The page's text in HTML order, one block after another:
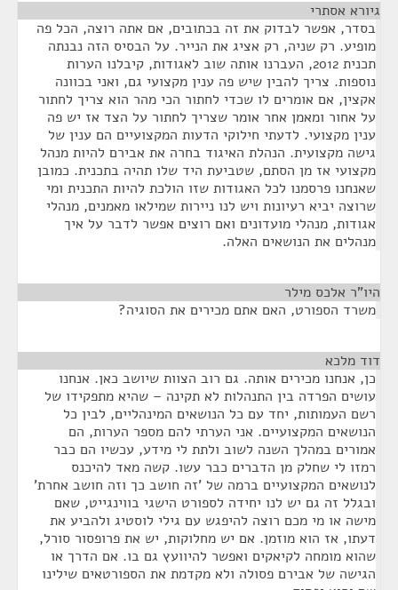
גיורא אסתרי
בסדר, אפשר לבדוק את זה בכתובים, אם אתה רוצה, הכל פה
מופיע. רק שניה, רק אציג את הנייר. על הבסיס הזה נבנתה
תכנית 2012, העברנו אותה שוב לאגודות, קיבלנו הערות
נוספות. צריך להבין שיש פה ענין מקצועי גם, ואני בכוונה
אקצין, אם אומרים לו שכדי לחתור הכי מהר הוא צריך לחתור
על אחור ומאמן אחר אומר שצריך לחתור על הצד אז יש פה
ענין מקצועי. לדעתי חילוקי הדעות המקצועיים הם ענין של
גישה מקצועית. הנהלת האיגוד בחרה את אבירם להיות מנהל
מקצועי אז מן הסתם, שטביעת היד שלו תהיה בתכנית. כמובן
שאנחנו פרסמנו לכל האגודות שזו הולכת להיות התכנית ומי
שרוצה יביא רעיונות ויש לנו ניירות שמילאו מאמנים, מנהלי
אגודות, מנהלי מועדונים ואם רוצים אפשר לדבר על איך
מנהלים את הנושאים האלה.
היו"ר אלכס מילר
משרד הספורט, האם אתם מכירים את הסוגיה?
דוד מלכא
כן, אנחנו מכירים אותה. גם רוב הצוות שיושב כאן. אנחנו
עושים הפרדה בין התנהלות לא תקינה – שהיא מתפקידו של
רשם העמותות, יחד עם כל הנושאים המינהליים, לבין כל
הנושאים המקצועיים. אני הערתי להם מספר הערות, הם
אמורים במהלך השנה לשוב ולתת לי מידע, עכשיו הם כבר
רמזו לי שחלק מן הדברים כבר עשו. קשה מאד להיכנס
לנושאים המקצועיים ברמה של 'זה חושב כך וזה חושב אחרת'
ובגלל זה גם יש לנו יחידה לספורט הישגי בווינגייט, שאם
מישה או מי מכם רוצה להיפגש עם גילי לוסטיג ולהביע את
דעתו, אז הוא מוזמן. אם יש מחלוקות, יש את פרופסור סורל,
שהוא מומחה לקיאקים ואפשר להיוועץ גם בו. אם הדרך או
הגישה של אבירם פסולה ולא מקדמת את הספורטאים שילינו